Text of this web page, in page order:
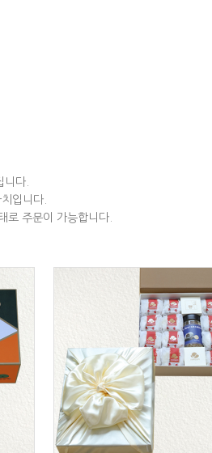
다.
입니다.
주문이 가능합니다.